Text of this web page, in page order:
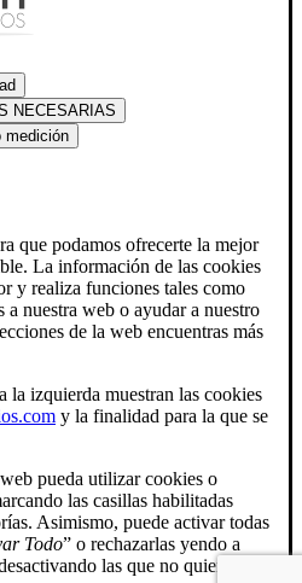
NECESARIAS
medición
que podamos ofrecerte la mejor
La información de las cookies
y realiza funciones tales como
a nuestra web o ayudar a nuestro
de la web encuentras más
la izquierda muestran las cookies
y la finalidad para la que se
pueda utilizar cookies o
las casillas habilitadas
Asimismo, puede activar todas
Todo” o rechazarlas yendo a
las que no quiera.